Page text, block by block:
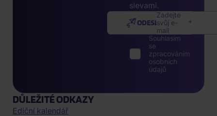
slevami.
Zadejte
svůj e-
mail
ODESLAT
Souhlasím
se
zpracováním
osobních
údajů
DŮLEŽITÉ ODKAZY
Ediční kalendář